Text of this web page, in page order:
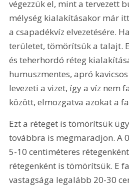
végezzük el, mint a tervezett
mélység kialakításakor már
a csapadékvíz elvezetésére.
területet, tömörítsük a talajt.
és teherhordó réteg
humuszmentes, apró
levezeti a vizet, így a víz nem
között, elmozgatva azokat a
Ezt a réteget is tömörítsük
továbbra is megmaradjon. A
5-10 centiméteres
rétegenként is tömörítsük. E
vastagsága legalább 20-30